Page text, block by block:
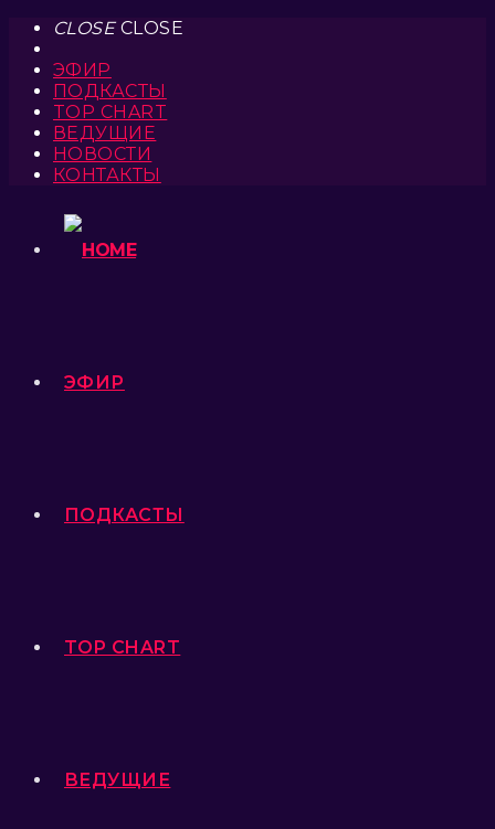
CLOSECLOSE
ЭФИР
ПОДКАСТЫ
TOP CHART
ВЕДУЩИЕ
НОВОСТИ
КОНТАКТЫ
ЭФИР
ПОДКАСТЫ
TOP CHART
ВЕДУЩИЕ